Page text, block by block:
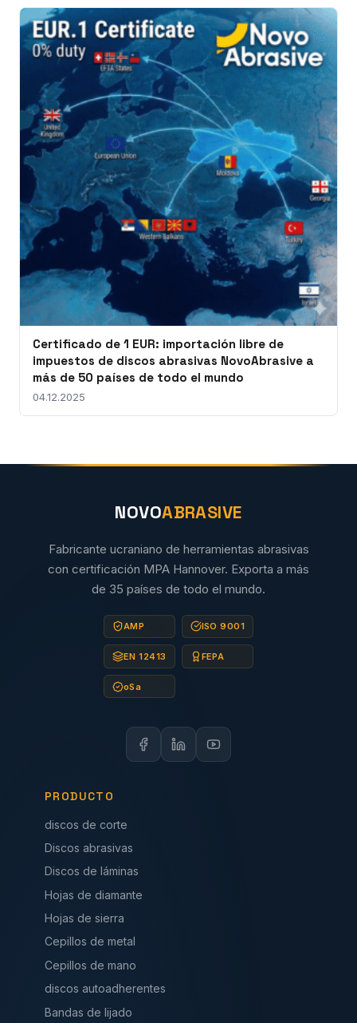
Certificado de 1 EUR: importación libre de
impuestos de discos abrasivas NovoAbrasive a
más de 50 países de todo el mundo
04.12.2025
NOVOABRASIVE
Fabricante ucraniano de herramientas abrasivas
con certificación MPA Hannover. Exporta a más
de 35 países de todo el mundo.
AMP ISO 9001
EN 12413 FEPA
oSa
PRODUCTO
discos de corte
Discos abrasivas
Discos de láminas
Hojas de diamante
Hojas de sierra
Cepillos de metal
Cepillos de mano
discos autoadherentes
Bandas de lijado